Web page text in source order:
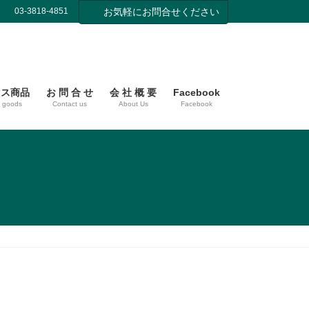
03-3818-4851 お気軽にお問合せください
商品
goods
お 問 合 せ
Contact us
会 社 概 要
About Us
Facebook
Facebook